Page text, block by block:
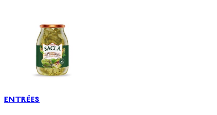
ENTRÉES